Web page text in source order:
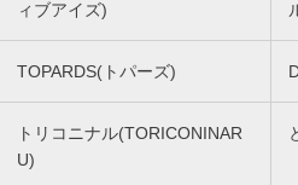
ィブアイズ)
TOPARDS(トパーズ)
トリコニナル(TORICONINAR
U)